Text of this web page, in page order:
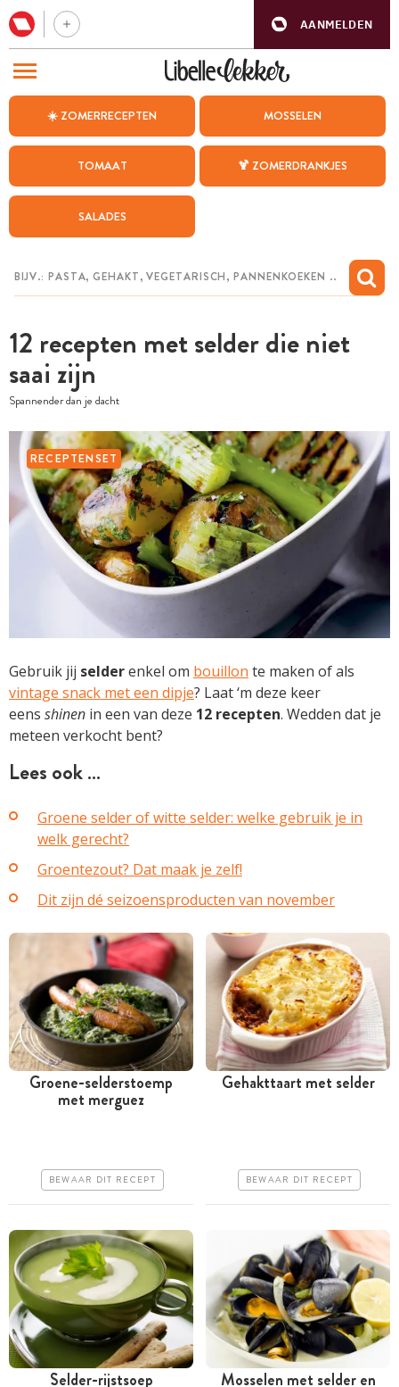
AANMELDEN
☀️ ZOMERRECEPTEN MOSSELEN
TOMAAT 🍹 ZOMERDRANKJES
SALADES
12 recepten met selder die niet
saai zijn
Spannender dan je dacht
RECEPTENSET
Gebruik jij selderenkel om bouillon te maken of als
vintage snack met een dipje? Laat ‘m deze keer
eens shinen in een van deze 12 recepten. Wedden dat je
meteen verkocht bent?
Lees ook …
Groene selder of witte selder: welke gebruik je in
welk gerecht?
Groentezout? Dat maak je zelf!
Dit zijn dé seizoensproducten van november
Tussen 30 minuten en 1
Groene-selderstoemp
met merguez
BEWAAR DIT RECEPT Erg makkelijk
Gehakttaart met selder
BEWAAR DIT RECEPT
Selder-rijstsoep Mosselen met selder en
BEZOEK ONZE ANDERE WEBSITES
WEEKMENU
CHAT MET MAIA
MIJN BEWAARDE RECEPTEN